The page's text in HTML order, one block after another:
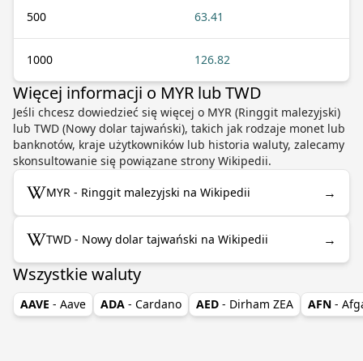
500 63.41
1000 126.82
Więcej informacji o MYR lub TWD
Jeśli chcesz dowiedzieć się więcej o MYR (Ringgit malezyjski)
lub TWD (Nowy dolar tajwański), takich jak rodzaje monet lub
banknotów, kraje użytkowników lub historia waluty, zalecamy
skonsultowanie się powiązane strony Wikipedii.
MYR - Ringgit malezyjski na Wikipedii →
TWD - Nowy dolar tajwański na Wikipedii →
Wszystkie waluty
AAVE - Aave ADA - Cardano AED - Dirham ZEA AFN -